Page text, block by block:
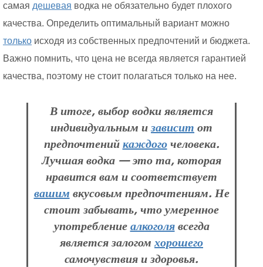
самая дешевая водка не обязательно будет плохого
качества. Определить оптимальный вариант можно
только исходя из собственных предпочтений и бюджета.
Важно помнить, что цена не всегда является гарантией
качества, поэтому не стоит полагаться только на нее.
В итоге, выбор водки является
индивидуальным изависит от
предпочтенийкаждогочеловека.
Лучшая водка — это та, которая
нравится вам и соответствует
вашим вкусовым предпочтениям. Не
стоит забывать, что умеренное
употреблениеалкоголявсегда
является залогомхорошего
самочувствия и здоровья.